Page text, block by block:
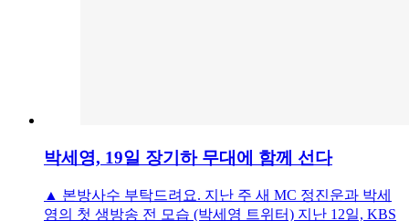
박세영, 19일 장기하 무대에 함께 선다
▲ 본방사수 부탁드려요. 지난 주 새 MC 정진운과 박세
영의 첫 생방송 전 모습 (박세영 트위터) 지난 12일, KBS